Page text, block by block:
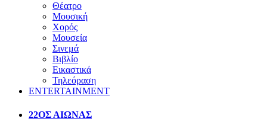
Θέατρο
Μουσική
Χορός
Μουσεία
Σινεμά
Βιβλίο
Εικαστικά
Τηλεόραση
ENTERTAINMENT
22ΟΣ ΑΙΩΝΑΣ